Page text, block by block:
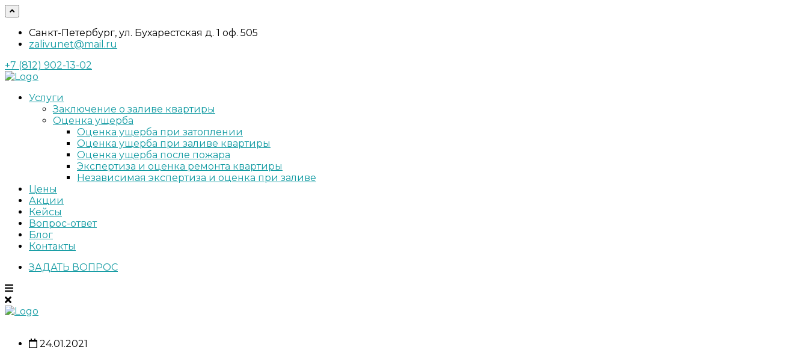
Санкт-Петербург, ул. Бухарестская д. 1 оф. 505
zalivunet@mail.ru
+7 (812) 902-13-02
Услуги
Заключение о заливе квартиры
Оценка ущерба
Оценка ущерба при затоплении
Оценка ущерба при заливе квартиры
Оценка ущерба после пожара
Экспертиза и оценка ремонта квартиры
Независимая экспертиза и оценка при заливе
Цены
Акции
Кейсы
Вопрос-ответ
Блог
Контакты
ЗАДАТЬ ВОПРОС
24.01.2021